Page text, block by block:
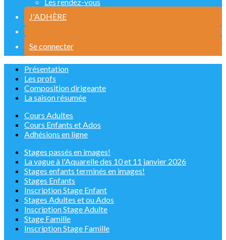
J'ADHÈRE
Se connecter
Présentation
Les profs
Composition dirigeante
La saison résumée
Cours Adultes
Cours Enfants et Ados
Adhésions en ligne
Stages passés en images!
La vague à l'Aquarelle des 10 et 11 janvier 2026
Stages enfants terminés en images!
Stages Enfants
Inscription Stage Enfant
Stages Adultes et ou Ados
Inscription Stage Adulte
Stage Famille
Inscription Stage Famille